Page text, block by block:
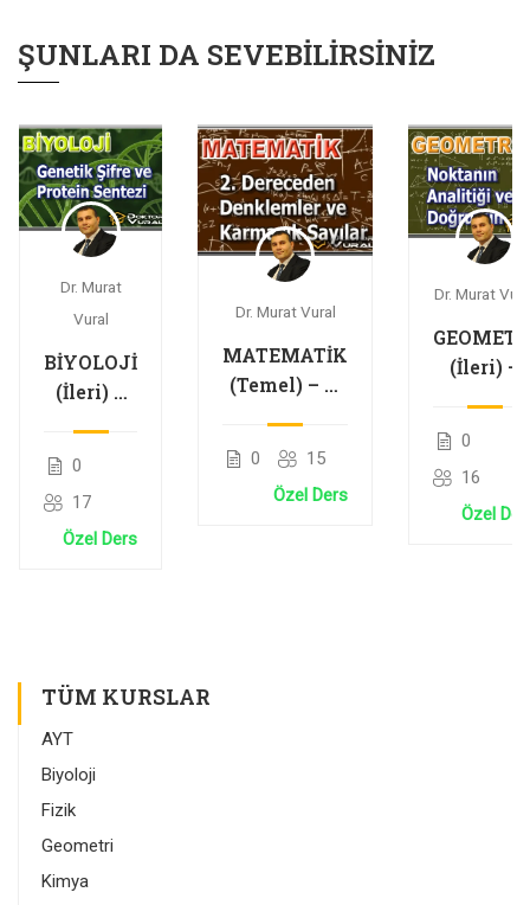
ŞUNLARI DA SEVEBILIRSINIZ
Dr. Murat
Vural
BİYOLOJİ
(İleri) –
Şifre ve
Protein
Sentezi
0
17
Özel Ders
Dr. Murat Vural
MATEMATİK
(Temel) – 2.
Denklemler
ve Karmaşık
Sayılar
0
15
Özel Ders
Dr. Murat
(İleri) –
Analitiği
Analitiği
0
16
Özel
TÜM KURSLAR
AYT
Biyoloji
Fizik
Geometri
Kimya